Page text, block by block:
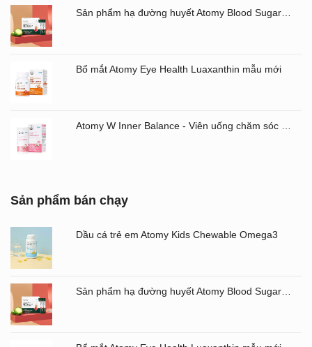
Sản phẩm hạ đường huyết Atomy Blood Sugar Cut Bitter Melon chiết xuất mướp đắng hộp 60 gói
Bổ mắt Atomy Eye Health Luaxanthin mẫu mới
Sản phẩm bán chạy
Dầu cá trẻ em Atomy Kids Chewable Omega3
Sản phẩm hạ đường huyết Atomy Blood Sugar Cut Bitter Melon chiết xuất mướp đắng hộp 60 gói